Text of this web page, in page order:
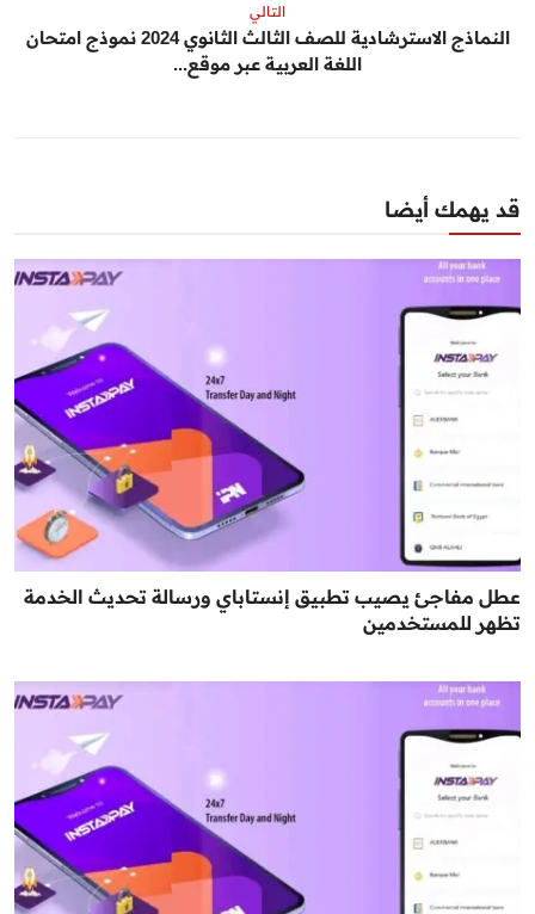
التالي
النماذج الاسترشادية للصف الثالث الثانوي 2024 نموذج امتحان
اللغة العربية عبر موقع...
قد يهمك أيضا
عطل مفاجئ يصيب تطبيق إنستاباي ورسالة تحديث الخدمة
تظهر للمستخدمين